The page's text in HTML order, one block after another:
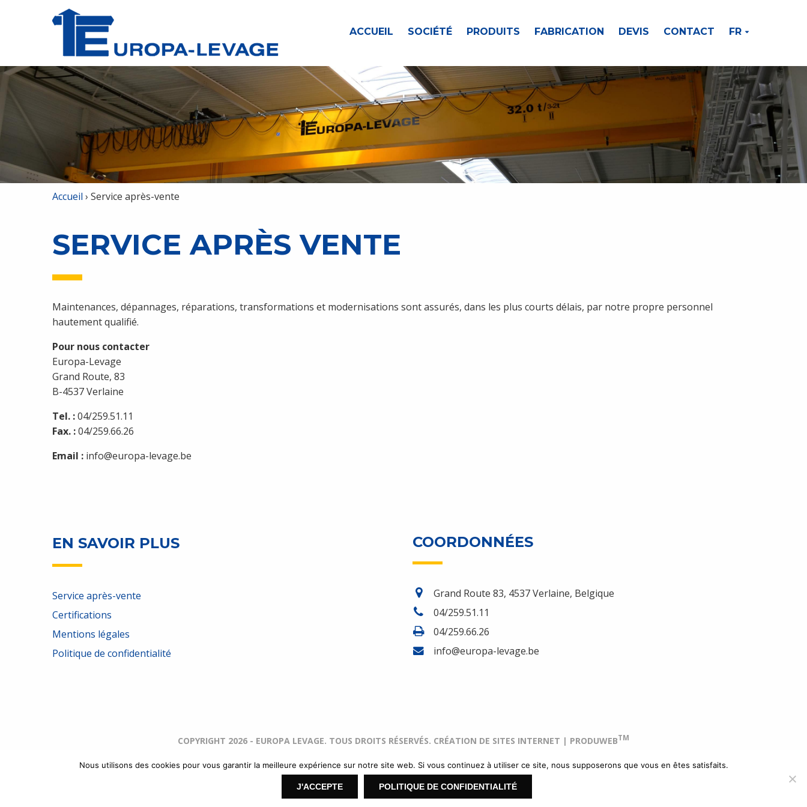
ACCUEIL SOCIÉTÉ PRODUITS FABRICATION DEVIS CONTACT FR
Accueil › Service après-vente
SERVICE APRÈS VENTE
Maintenances, dépannages, réparations, transformations et modernisations sont assurés, dans les plus courts délais, par notre propre personnel
hautement qualifié.
Pour nous contacter
Europa-Levage
Grand Route, 83
B-4537 Verlaine
Tel. :04/259.51.11
Fax. :04/259.66.26
Email : info@europa-levage.be
EN SAVOIR PLUS
Service après-vente
Certifications
Mentions légales
Politique de confidentialité
COORDONNÉES
Grand Route 83, 4537 Verlaine, Belgique
04/259.51.11
04/259.66.26
info@europa-levage.be
COPYRIGHT 2026 - EUROPA LEVAGE. TOUS DROITS RÉSERVÉS. CRÉATION DE SITES INTERNET | PRODUWEBTM
Nous utilisons des cookies pour vous garantir la meilleure expérience sur notre site web. Si vous continuez à utiliser ce site, nous supposerons que vous en êtes satisfaits.
J'ACCEPTE POLITIQUE DE CONFIDENTIALITÉ